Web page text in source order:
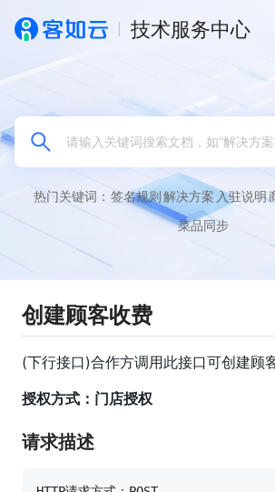
技术服务中心
热门关键词： 签名规则解决方案 入驻说明
菜品同步
创建顾客收费
(下行接口)合作方调用此接口可创建顾
授权方式：门店授权
请求描述